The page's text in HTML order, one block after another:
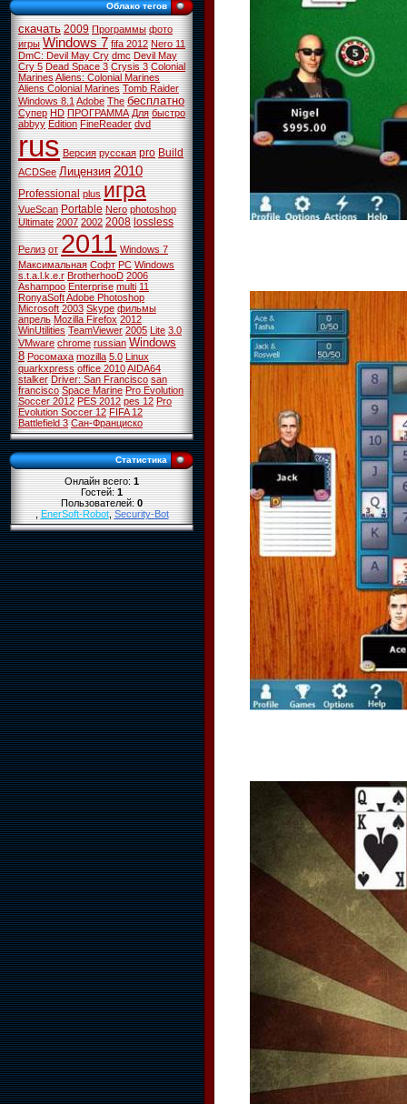
Облако тегов
скачать 2009 Программы фото
игры Windows 7 fifa 2012 Nero 11
DmC: Devil May Cry dmc Devil May
Cry 5 Dead Space 3 Crysis 3 Colonial
MarinesAliens: Colonial Marines
Aliens Colonial Marines Tomb Raider
Windows 8.1Adobe The бесплатно
Супер HD ПРОГРАММА Для быстро
abbyy Edition FineReader dvd
rus Версия русская pro Build
ACDSee Лицензия 2010
Professional plus игра
VueScan Portable Nero photoshop
Ultimate 2007 2002 2008 lossless
Релиз от 2011 Windows 7
Максимальная Софт PC Windows
s.t.a.l.k.e.r BrotherhooD 2006
Ashampoo Enterprise multi 11
RonyaSoftAdobe Photoshop
Microsoft 2003 Skype фильмы
апрель Mozilla Firefox 2012
WinUtilities TeamViewer 2005 Lite 3.0
VMware chrome russian Windows
8 Росомаха mozilla 5.0 Linux
quarkxpress office 2010AIDA64
stalker Driver: San Francisco san
francisco Space Marine Pro Evolution
Soccer 2012 PES 2012 pes 12 Pro
Evolution Soccer 12 FIFA 12
Battlefield 3 Сан-Франциско
Статистика
Онлайн всего:1
Гостей:1
Пользователей:0
,EnerSoft-Robot,Security-Bot